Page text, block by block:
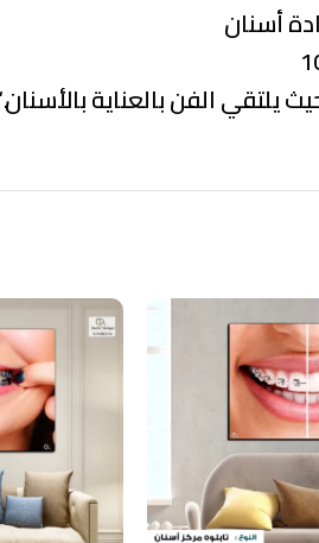
أسنان
يلتقي الفن بالعناية بالأسنان.